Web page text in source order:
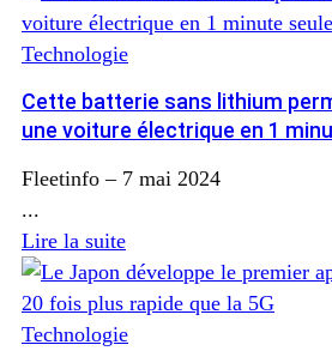
Technologie
Cette batterie sans lithium
une voiture électrique en 1
Fleetinfo – 7 mai 2024
...
Lire la suite
Technologie